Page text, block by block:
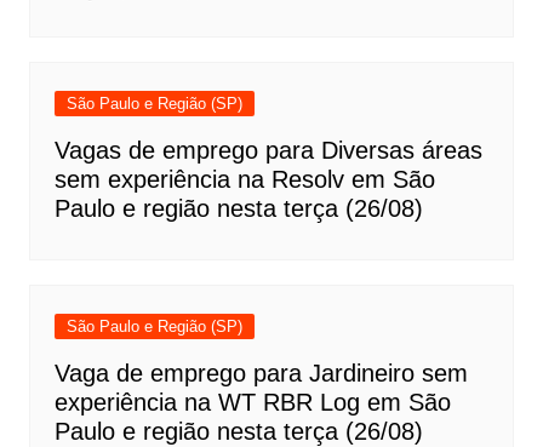
São Paulo e Região (SP)
Vagas de emprego para Diversas áreas
sem experiência na Resolv em São
Paulo e região nesta terça (26/08)
São Paulo e Região (SP)
Vaga de emprego para Jardineiro sem
experiência na WT RBR Log em São
Paulo e região nesta terça (26/08)